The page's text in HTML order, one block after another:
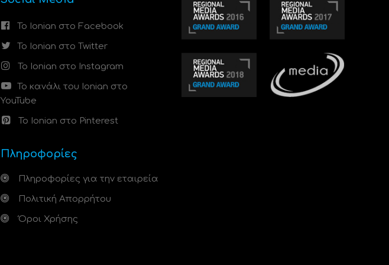
Το Ionian στο Facebook
Το Ionian στο Twitter
Το Ionian στο Instagram
Το κανάλι του Ionian στο
YouTube
Το Ionian στο Pinterest
Πληροφορίες
Πληροφορίες για την εταιρεία
Πολιτική Απορρήτου
Όροι Χρήσης